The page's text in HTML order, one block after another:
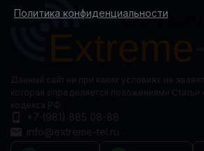
Политика конфиденциальности